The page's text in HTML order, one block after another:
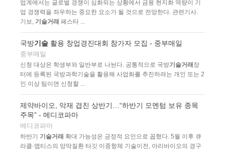
업계에서는 글로벌 경쟁이 심화되는 상황에서 금융 현지화 역량이 기
업 경쟁력을 좌우하는 중요한 요소가 될 것으로 전망한다. 관련기사.
기보, 기술거래 페스타 ...
국방기술 활용 창업경진대회 참가자 모집 - 중부매일
중부매일
신청 대상은 학생부와 일반부로 나뉜다. 공통적으로 국방기술거래장
터에 등록된 국방과학기술을 활용해 사업화를 추진하려는 개인 또는 2
인 이상 팀이면 신청할 ...
제약바이오, 악재 겹친 상반기…“하반기 모멘텀 보유 종목
주목” - 메디코파마
메디코파마
하반기 기술거래 확대 가능성은 긍정적 요인으로 꼽혔다. 5월 이후 큐
라클·맵티스의 망막질환 타깃 이중항체 기술이전, 아리바이오의 경구